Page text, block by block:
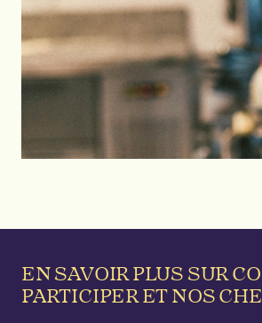
EN SAVOIR PLUS SUR
PARTICIPER ET NOS